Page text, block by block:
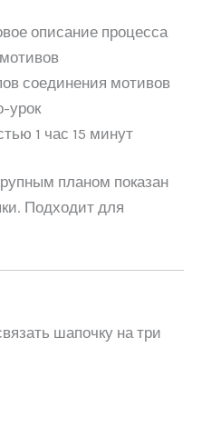
описание процесса
соединения мотивов
урок
1 час 15 минут
планом показан
Подходит для
шапочку на три